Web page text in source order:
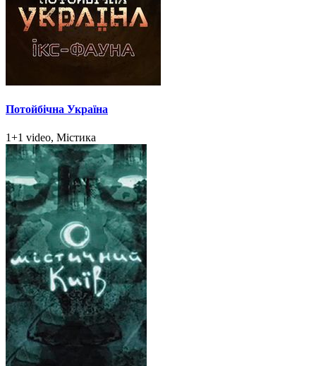
Потойбічна Україна
1+1 video, Містика